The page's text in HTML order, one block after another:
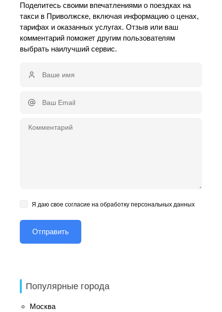
Поделитесь своими впечатлениями о поездках на
такси в Приволжске, включая информацию о ценах,
тарифах и оказанных услугах. Отзыв или ваш
комментарий поможет другим пользователям
выбрать наилучший сервис.
Я даю свое согласие на обработку персональных данных
Популярные города
Москва